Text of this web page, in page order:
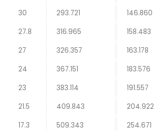
30
293.721 146.860
27.8
316.965 158.483
27
326.357 163.178
24
367.151 183.576
23
383.114 191.557
21.5
409.843 204.922
17.3
509.343 254.671